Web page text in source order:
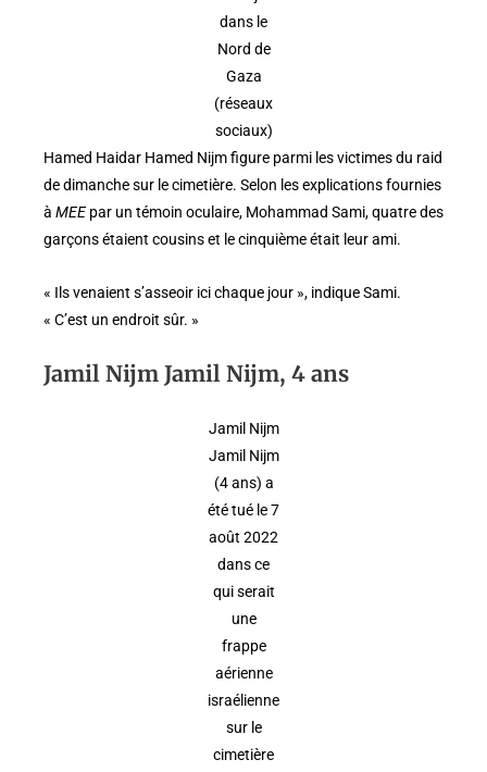
dans le
Nord de
Gaza
(réseaux
sociaux)
Hamed Haidar Hamed Nijm figure parmi les victimes du raid
de dimanche sur le cimetière. Selon les explications fournies
à MEEpar un témoin oculaire, Mohammad Sami, quatre des
garçons étaient cousins et le cinquième était leur ami.
« Ils venaient s’asseoir ici chaque jour », indique Sami.
« C’est un endroit sûr. »
Jamil Nijm Jamil Nijm, 4 ans
Jamil Nijm
Jamil Nijm
(4 ans) a
été tué le 7
août 2022
dans ce
qui serait
une
frappe
aérienne
israélienne
sur le
cimetière